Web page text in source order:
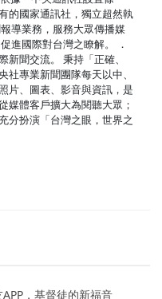
的國家通訊社，獨立超然執
導業務，服務大眾傳播媒
進國際對台灣之瞭解。 ．
聞交流。 秉持「正確、
專業新聞團隊每天以中、
片、圖表、影音與資訊，是
媒體客戶擴大為閱聽大眾；
分扮演「台灣之眼，世界之
，基督徒的新福音